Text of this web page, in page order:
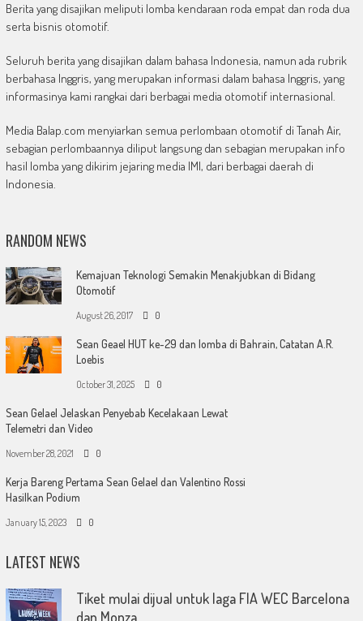
Berita yang disajikan meliputi lomba kendaraan roda empat dan roda dua
serta bisnis otomotif.
Seluruh berita yang disajikan dalam bahasa Indonesia, namun ada rubrik
berbahasa Inggris, yang merupakan informasi dalam bahasa Inggris, yang
informasinya kami rangkai dari berbagai media otomotif internasional.
Media Balap.com menyiarkan semua perlombaan otomotif di Tanah Air,
sebagian perlombaannya diliput langsung dan sebagian merupakan info
hasil lomba yang dikirim jejaring media IMI, dari berbagai daerah di
Indonesia.
RANDOM NEWS
Kemajuan Teknologi Semakin Menakjubkan di Bidang
Otomotif
August 26, 2017 0
Sean Geael HUT ke-29 dan lomba di Bahrain, Catatan A.R.
Loebis
October 31, 2025 0
Sean Gelael Jelaskan Penyebab Kecelakaan Lewat
Telemetri dan Video
November 28, 2021 0
Kerja Bareng Pertama Sean Gelael dan Valentino Rossi
Hasilkan Podium
January 15, 2023 0
LATEST NEWS
Tiket mulai dijual untuk laga FIA WEC Barcelona
dan Monza